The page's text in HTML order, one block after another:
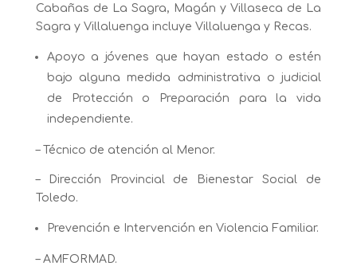
Cabañas de La Sagra, Magán y Villaseca de La
Sagra y Villaluenga incluye Villaluenga y Recas.
Apoyo a jóvenes que hayan estado o estén
bajo alguna medida administrativa o judicial
de Protección o Preparación para la vida
independiente.
– Técnico de atención al Menor.
– Dirección Provincial de Bienestar Social de
Toledo.
Prevención e Intervención en Violencia Familiar.
– AMFORMAD.